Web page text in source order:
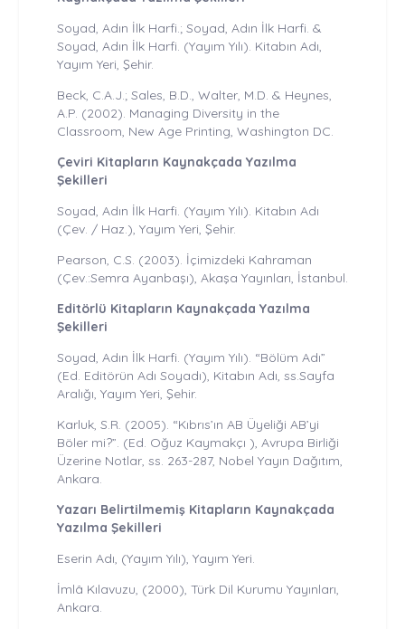
Soyad, Adın İlk Harfi.; Soyad, Adın İlk Harfi. &
Soyad, Adın İlk Harfi. (Yayım Yılı). Kitabın Adı,
Yayım Yeri, Şehir.
Beck, C.A.J.; Sales, B.D., Walter, M.D. & Heynes,
A.P. (2002). Managing Diversity in the
Classroom, New Age Printing, Washington DC.
Çeviri Kitapların Kaynakçada Yazılma
Şekilleri
Soyad, Adın İlk Harfi. (Yayım Yılı). Kitabın Adı
(Çev. / Haz.), Yayım Yeri, Şehir.
Pearson, C.S. (2003). İçimizdeki Kahraman
(Çev.:Semra Ayanbaşı), Akaşa Yayınları, İstanbul.
Editörlü Kitapların Kaynakçada Yazılma
Şekilleri
Soyad, Adın İlk Harfi. (Yayım Yılı). “Bölüm Adı”
(Ed. Editörün Adı Soyadı), Kitabın Adı, ss.Sayfa
Aralığı, Yayım Yeri, Şehir.
Karluk, S.R. (2005). “Kıbrıs’ın AB Üyeliği AB’yi
Böler mi?”. (Ed. Oğuz Kaymakçı ), Avrupa Birliği
Üzerine Notlar, ss. 263-287, Nobel Yayın Dağıtım,
Ankara.
Yazarı Belirtilmemiş Kitapların Kaynakçada
Yazılma Şekilleri
Eserin Adı, (Yayım Yılı), Yayım Yeri.
İmlâ Kılavuzu, (2000), Türk Dil Kurumu Yayınları,
Ankara.